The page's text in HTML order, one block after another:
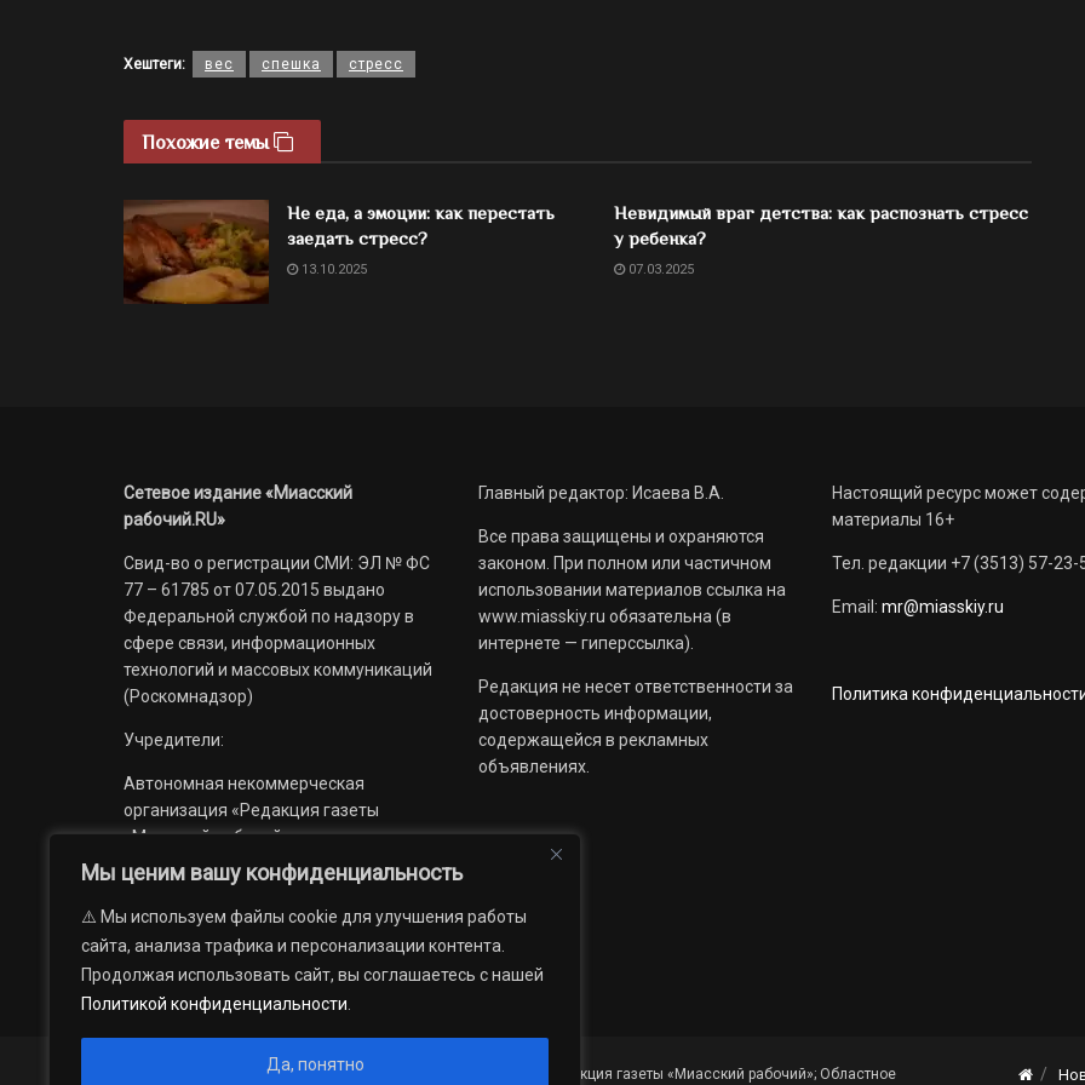
Мы ценим вашу конфиденциальность
⚠️ Мы используем файлы cookie для улучшения работы
сайта, анализа трафика и персонализации контента.
Продолжая использовать сайт, вы соглашаетесь с нашей
Политикой конфиденциальности
Да, понятно
Хештеги: вес спешка стресс
Похожие темы
Не еда, а эмоции: как перестать
заедать стресс?
13.10.2025
Невидимый враг детства: как распознать стресс
у ребенка?
07.03.2025
Сетевое издание «Миасский
рабочий.RU»
Свид-во о регистрации СМИ: ЭЛ № ФС
77 – 61785 от 07.05.2015 выдано
Федеральной службой по надзору в
сфере связи, информационных
технологий и массовых коммуникаций
(Роскомнадзор)
Учредители:
Автономная некоммерческая
организация «Редакция газеты
«Миасский рабочий»;
Областное государственное
учреждение «Издательский дом
«Губерния».
Главный редактор: Исаева В.А.
Все права защищены и охраняются
законом. При полном или частичном
использовании материалов ссылка на
www.miasskiy.ru обязательна (в
интернете — гиперссылка).
Редакция не несет ответственности за
достоверность информации,
содержащейся в рекламных
объявлениях.
Настоящий ресурс может
материалы 16+
Тел. редакции +7 (3513) 57-23-
Email: mr@miasskiy.ru
Политика
© 2012 — 2026. Автономная некоммерческая организация «Редакция газеты «Миасский рабочий»; Областное